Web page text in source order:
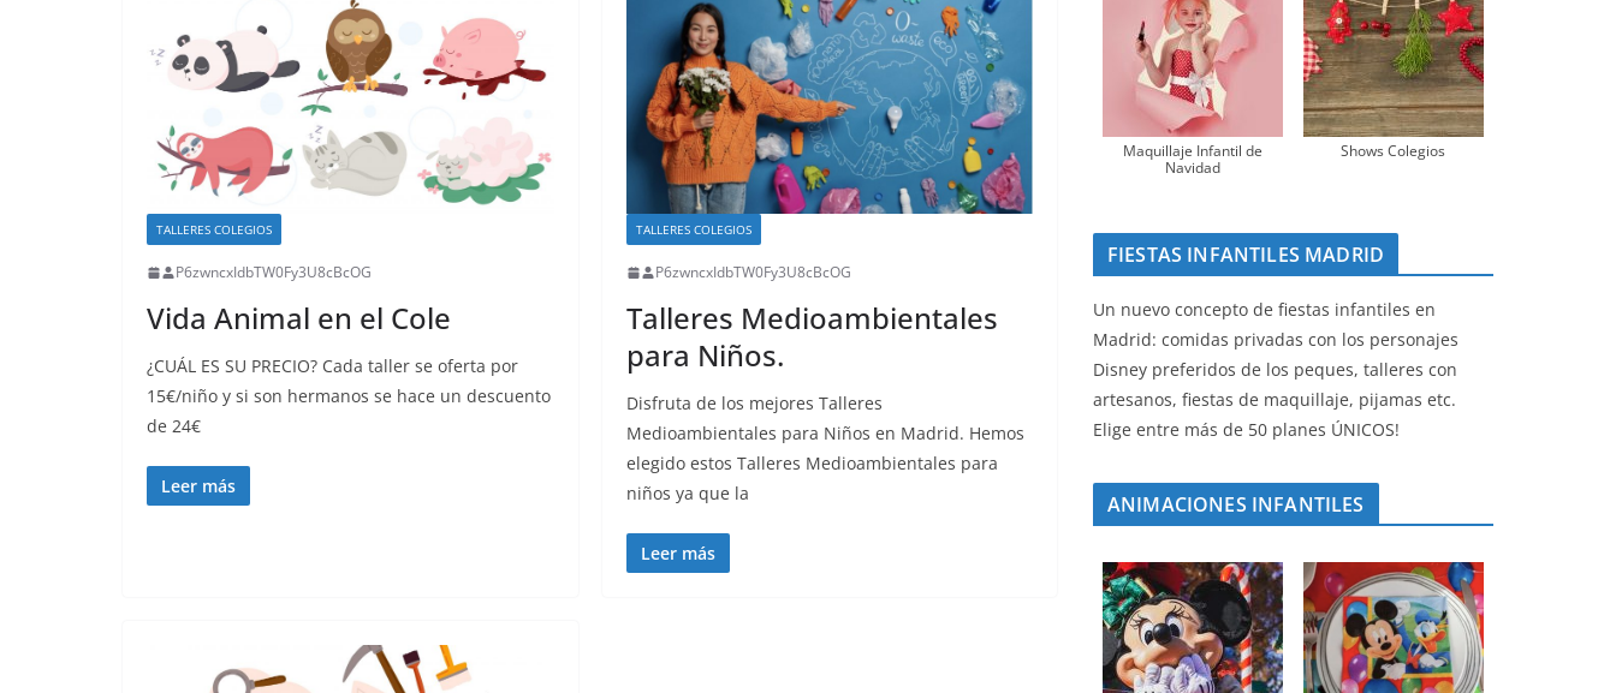
TALLERES COLEGIOS
P6zwncxIdbTW0Fy3U8cBcOG
Vida Animal en el Cole
¿CUÁL ES SU PRECIO? Cada taller se oferta por
15€/niño y si son hermanos se hace un descuento
de 24€
Leer más
TALLERES COLEGIOS
P6zwncxIdbTW0Fy3U8cBcOG
Talleres Medioambientales
para Niños.
Disfruta de los mejores Talleres
Medioambientales para Niños en Madrid. Hemos
elegido estos Talleres Medioambientales para
niños ya que la
Leer más
Maquillaje Infantil de
Navidad
Shows Colegios
FIESTAS INFANTILES MADRID
Un nuevo concepto de fiestas infantiles en
Madrid: comidas privadas con los personajes
Disney preferidos de los peques, talleres con
artesanos, fiestas de maquillaje, pijamas etc.
Elige entre más de 50 planes ÚNICOS!
ANIMACIONES INFANTILES